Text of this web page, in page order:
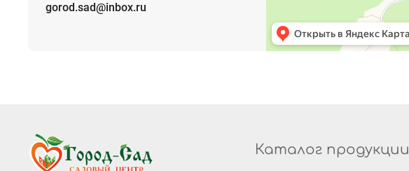
gorod.sad@inbox.ru
Каталог продукции